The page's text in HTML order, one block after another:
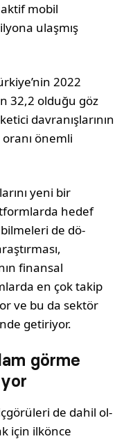
mobil
ulaşmış
2022
32,2 olduğu göz
davranışlarının
önemli
yeni bir
hedef
de dö­
finansal
en çok takip
ve bu da sektör
getiriyor.
görme
de dahil ol­
için ilkönce